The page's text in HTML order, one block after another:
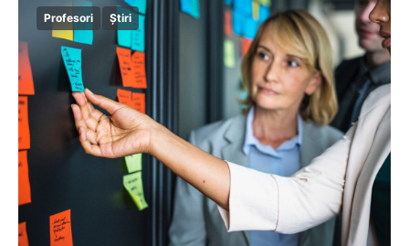
Profesori Știri